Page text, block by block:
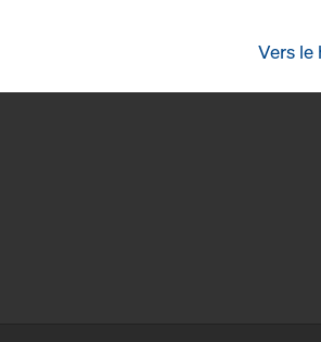
Vers le